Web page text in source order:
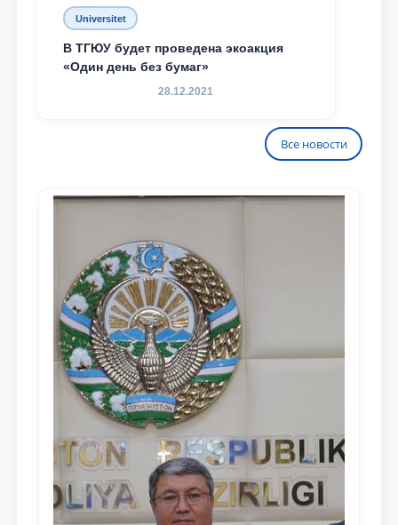
Universitet
В ТГЮУ будет проведена экоакция
«Один день без бумаг»
28.12.2021
Все новости